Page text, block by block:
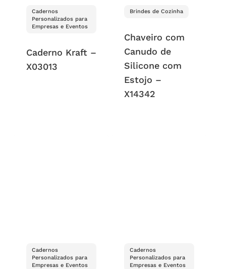
Cadernos
Personalizados para
Empresas e Eventos
Caderno Kraft –
X03013
Brindes de Cozinha
Chaveiro com
Canudo de
Silicone com
Estojo –
X14342
Cadernos
Personalizados para
Empresas e Eventos
Cadernos
Personalizados para
Empresas e Eventos